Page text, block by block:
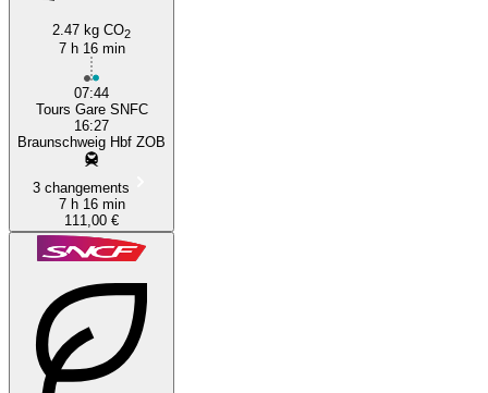
2.47 kg CO2
7 h 16 min
07:44
Tours Gare SNFC
16:27
Braunschweig Hbf ZOB
3 changements
7 h 16 min
111,00 €